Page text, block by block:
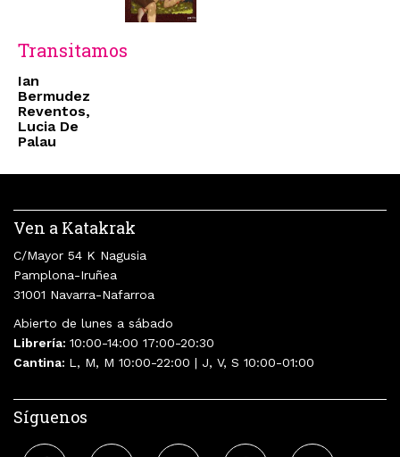
Transitamos
Ian
Bermudez
Reventos,
Lucia De
Palau
Ven a Katakrak
C/Mayor 54 K Nagusia
Pamplona-Iruñea
31001 Navarra-Nafarroa
Abierto de lunes a sábado
Librería: 10:00-14:00 17:00-20:30
Cantina: L, M, M 10:00-22:00 | J, V, S 10:00-01:00
Síguenos